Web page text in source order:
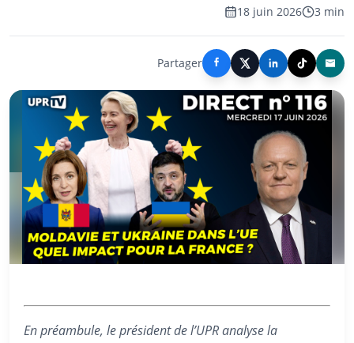
18 juin 2026 3 min
Partager
En préambule, le président de l’UPR analyse la